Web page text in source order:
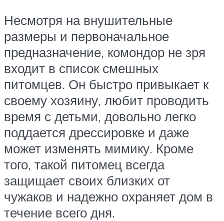
Несмотря на внушительные
размеры и первоначальное
предназначение, комондор не зря
входит в список смешных
питомцев. Он быстро привыкает к
своему хозяину, любит проводить
время с детьми, довольно легко
поддается дрессировке и даже
может изменять мимику. Кроме
того, такой питомец всегда
защищает своих близких от
чужаков и надежно охраняет дом в
течение всего дня.